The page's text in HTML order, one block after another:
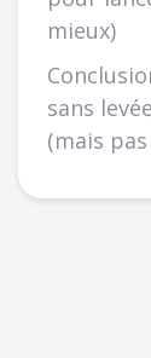
mieux)
sans
(mais